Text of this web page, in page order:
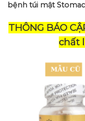
bệnh túi mật
THÔNG BÁO
chất